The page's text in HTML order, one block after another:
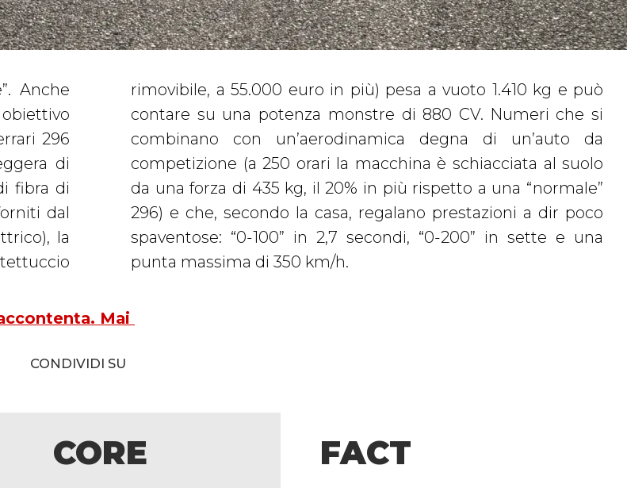
Anche
296
di
fibra di
dal
la
e può
che si
da
al suolo
dir poco
e una
punta massima di 350 km/h.
Mai
CONDIVIDI SU
CORE FACT